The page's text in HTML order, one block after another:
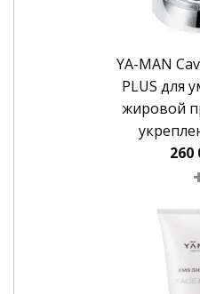
YA-MAN
PLUS для
жировой
260